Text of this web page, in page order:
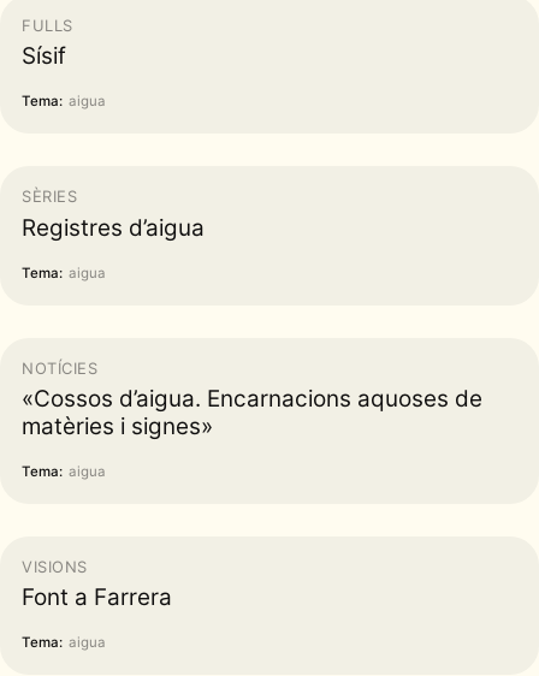
FULLS
Sísif
Tema: aigua
SÈRIES
Registres d’aigua
Tema: aigua
NOTÍCIES
«Cossos d’aigua. Encarnacions aquoses de
matèries i signes»
Tema: aigua
VISIONS
Font a Farrera
Tema: aigua